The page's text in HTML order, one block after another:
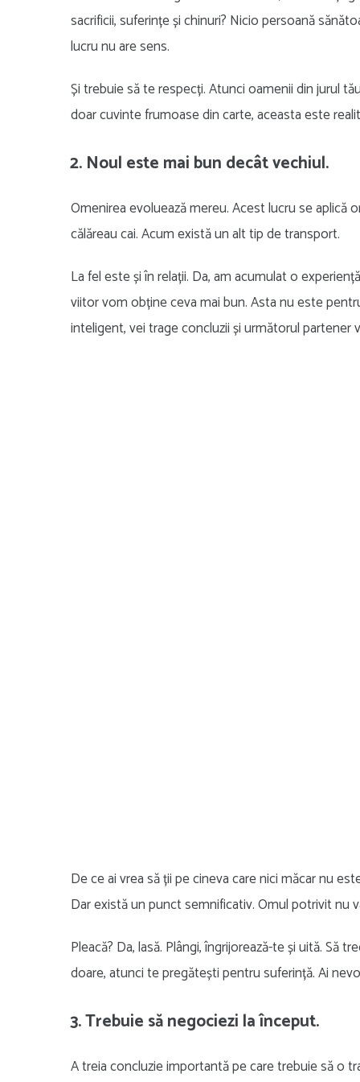
sacrificii, suferințe și chinuri? Nicio persoană
lucru nu are sens.
Și trebuie să te respecți. Atunci oamenii din jurul
doar cuvinte frumoase din carte, aceasta este
2. Noul este mai bun decât vechiul.
Omenirea evoluează mereu. Acest lucru se aplică
călăreau cai. Acum există un alt tip de transport.
La fel este și în relații. Da, am acumulat o
viitor vom obține ceva mai bun. Asta nu este
inteligent, vei trage concluzii și următorul partener
De ce ai vrea să ții pe cineva care nici măcar nu
Dar există un punct semnificativ. Omul potrivit nu
Pleacă? Da, lasă. Plângi, îngrijorează-te și uită. Să
doare, atunci te pregătești pentru suferință. Ai
3. Trebuie să negociezi la început.
A treia concluzie importantă pe care trebuie să o